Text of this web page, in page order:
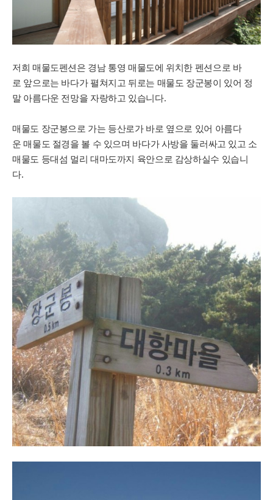
저희 매물도펜션은 경남 통영 매물도에 위치한 펜션으로 바
로 앞으로는 바다가 펼쳐지고 뒤로는 매물도 장군봉이 있어 정
말 아름다운 전망을 자랑하고 있습니다.
매물도 장군봉으로 가는 등산로가 바로 옆으로 있어 아름다
운 매물도 절경을 볼 수 있으며 바다가 사방을 둘러싸고 있고 소
매물도 등대섬 멀리 대마도까지 육안으로 감상하실수 있습니
다.